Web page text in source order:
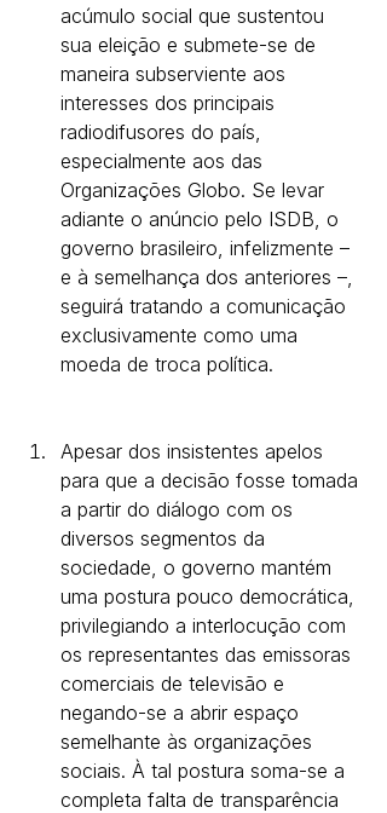
acúmulo social que sustentou
sua eleição e submete-se de
maneira subserviente aos
interesses dos principais
radiodifusores do país,
especialmente aos das
Organizações Globo. Se levar
adiante o anúncio pelo ISDB, o
governo brasileiro, infelizmente –
e à semelhança dos anteriores –,
seguirá tratando a comunicação
exclusivamente como uma
moeda de troca política.
Apesar dos insistentes apelos
para que a decisão fosse tomada
a partir do diálogo com os
diversos segmentos da
sociedade, o governo mantém
uma postura pouco democrática,
privilegiando a interlocução com
os representantes das emissoras
comerciais de televisão e
negando-se a abrir espaço
semelhante às organizações
sociais. À tal postura soma-se a
completa falta de transparência